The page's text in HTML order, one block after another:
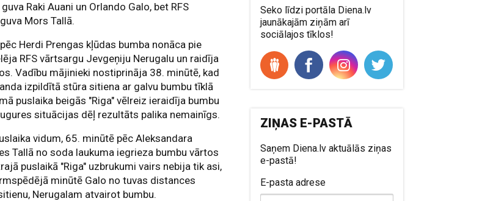
Raki Auani un Orlando Galo, bet RFS
Mors Tallā.
Herdi Prengas kļūdas bumba nonāca pie
RFS vārtsargu Jevgeņiju Nerugalu un raidīja
Vadību mājinieki nostiprināja 38. minūtē, kad
izpildītā stūra sitiena ar galvu bumbu tīklā
puslaika beigās "Riga" vēlreiz ieraidīja bumbu
situācijas dēļ rezultāts palika nemainīgs.
vidum, 65. minūtē pēc Aleksandara
Tallā no soda laukuma iegrieza bumbu vārtos
puslaikā "Riga" uzbrukumi vairs nebija tik asi,
minūtē Galo no tuvas distances
Nerugalam atvairot bumbu.
Seko līdzi portāla Diena.lv
jaunākajām ziņām arī
sociālajos tīklos!
ZIŅAS E-PASTĀ
Saņem Diena.lv aktuālās ziņas
e-pastā!
E-pasta adrese